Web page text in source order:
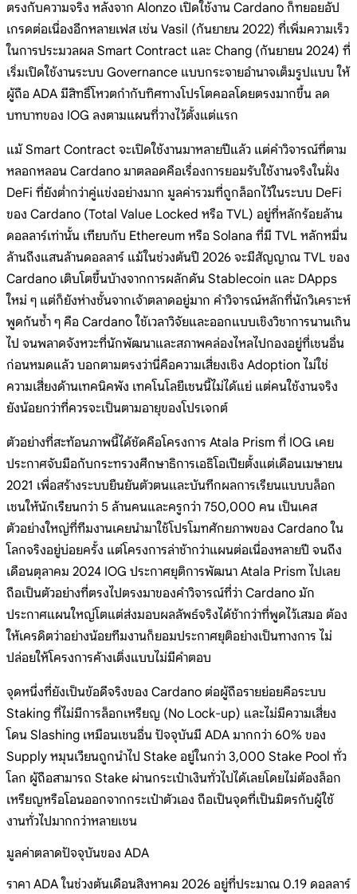
ตรงกับความจริง หลังจาก Alonzo เปิดใช้งาน Cardano ก็ทยอยอัป
เกรดต่อเนื่องอีกหลายเฟส เช่น Vasil (กันยายน 2022) ที่เพิ่มความเร็ว
ในการประมวลผล Smart Contract และ Chang (กันยายน 2024) ที่
เริ่มเปิดใช้งานระบบ Governance แบบกระจายอำนาจเต็มรูปแบบ ให้
ผู้ถือ ADA มีสิทธิ์โหวตกำกับทิศทางโปรโตคอลโดยตรงมากขึ้น ลด
บทบาทของ IOG ลงตามแผนที่วางไว้ตั้งแต่แรก
แม้ Smart Contract จะเปิดใช้งานมาหลายปีแล้ว แต่คำวิจารณ์ที่ตาม
หลอกหลอน Cardano มาตลอดคือเรื่องการยอมรับใช้งานจริงในฝั่ง
DeFi ที่ยังต่ำกว่าคู่แข่งอย่างมาก มูลค่ารวมที่ถูกล็อกไว้ในระบบ DeFi
ของ Cardano (Total Value Locked หรือ TVL) อยู่ที่หลักร้อยล้าน
ดอลลาร์เท่านั้น เทียบกับ Ethereum หรือ Solana ที่มี TVL หลักหมื่น
ล้านถึงแสนล้านดอลลาร์ แม้ในช่วงต้นปี 2026 จะมีสัญญาณ TVL ของ
Cardano เติบโตขึ้นบ้างจากการผลักดัน Stablecoin และ DApps
ใหม่ ๆ แต่ก็ยังห่างชั้นจากเจ้าตลาดอยู่มาก คำวิจารณ์หลักที่นักวิเคราะห์
พูดกันซ้ำ ๆ คือ Cardano ใช้เวลาวิจัยและออกแบบเชิงวิชาการนานเกิน
ไป จนพลาดจังหวะที่นักพัฒนาและสภาพคล่องไหลไปกองอยู่ที่เชนอื่น
ก่อนหมดแล้ว บอกตามตรงว่านี่คือความเสี่ยงเชิง Adoption ไม่ใช่
ความเสี่ยงด้านเทคนิคพัง เทคโนโลยีเชนนี้ไม่ได้แย่ แต่คนใช้งานจริง
ยังน้อยกว่าที่ควรจะเป็นตามอายุของโปรเจกต์
ตัวอย่างที่สะท้อนภาพนี้ได้ชัดคือโครงการ Atala Prism ที่ IOG เคย
ประกาศจับมือกับกระทรวงศึกษาธิการเอธิโอเปียตั้งแต่เดือนเมษายน
2021 เพื่อสร้างระบบยืนยันตัวตนและบันทึกผลการเรียนแบบบล็อก
เชนให้นักเรียนกว่า 5 ล้านคนและครูกว่า 750,000 คน เป็นเคส
ตัวอย่างใหญ่ที่ทีมงานเคยนำมาใช้โปรโมทศักยภาพของ Cardano ใน
โลกจริงอยู่บ่อยครั้ง แต่โครงการล่าช้ากว่าแผนต่อเนื่องหลายปี จนถึง
เดือนตุลาคม 2024 IOG ประกาศยุติการพัฒนา Atala Prism ไปเลย
ถือเป็นตัวอย่างที่ตรงไปตรงมาของคำวิจารณ์ที่ว่า Cardano มัก
ประกาศแผนใหญ่โตแต่ส่งมอบผลลัพธ์จริงได้ช้ากว่าที่พูดไว้เสมอ ต้อง
ให้เครดิตว่าอย่างน้อยทีมงานก็ยอมประกาศยุติอย่างเป็นทางการ ไม่
ปล่อยให้โครงการค้างเติ่งแบบไม่มีคำตอบ
จุดหนึ่งที่ยังเป็นข้อดีจริงของ Cardano ต่อผู้ถือรายย่อยคือระบบ
Staking ที่ไม่มีการล็อกเหรียญ (No Lock-up) และไม่มีความเสี่ยง
โดน Slashing เหมือนเชนอื่น ปัจจุบันมี ADA มากกว่า 60% ของ
Supply หมุนเวียนถูกนำไป Stake อยู่ในกว่า 3,000 Stake Pool ทั่ว
โลก ผู้ถือสามารถ Stake ผ่านกระเป๋าเงินทั่วไปได้เลยโดยไม่ต้องล็อก
เหรียญหรือโอนออกจากกระเป๋าตัวเอง ถือเป็นจุดที่เป็นมิตรกับผู้ใช้
งานทั่วไปมากกว่าหลายเชน
มูลค่าตลาดปัจจุบันของ ADA
ราคา ADA ในช่วงต้นเดือนสิงหาคม 2026 อยู่ที่ประมาณ 0.19 ดอลลาร์